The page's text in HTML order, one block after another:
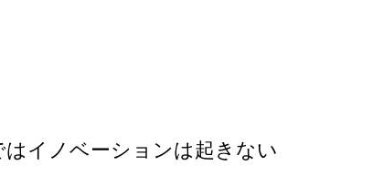
イノベーションは起きない